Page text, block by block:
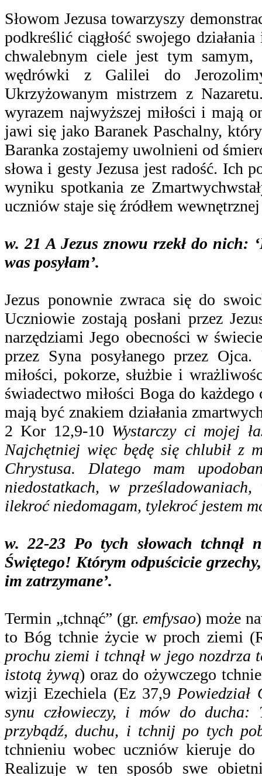
Słowom Jezusa towarzyszy
podkreślić ciągłość swojego
chwalebnym ciele jest tym
wędrówki z Galilei do
Ukrzyżowanym mistrzem z
wyrazem najwyższej miłości i mają
jawi się jako Baranek Paschalny,
Baranka zostajemy uwolnieni od
słowa i gesty Jezusa jest radość. Ich
wyniku spotkania ze
uczniów staje się źródłem
w. 21 A Jezus znowu rzekł do nich:
was posyłam’.
Jezus ponownie zwraca się do
Uczniowie zostają posłani przez
narzędziami Jego obecności w
przez Syna posyłanego przez
miłości, pokorze, służbie i
świadectwo miłości Boga do
mają być znakiem działania
2 Kor 12,9-10 Wystarczy ci mojej
Najchętniej więc będę się chlubił z
Chrystusa. Dlatego mam
niedostatkach, w
ilekroć niedomagam, tylekroć jestem
w. 22-23 Po tych słowach tchnął
Świętego! Którym odpuścicie
im zatrzymane’.
Termin „tchnąć” (gr.emfysao) może
to Bóg tchnie życie w proch ziemi
prochu ziemi i tchnął w jego nozdrza
istotą żywą) oraz do ożywczego
wizji Ezechiela (Ez 37,9
synu człowieczy, i mów do
przybądź, duchu, i tchnij po tych
tchnieniu wobec uczniów kieruje
Realizuje w ten sposób swe